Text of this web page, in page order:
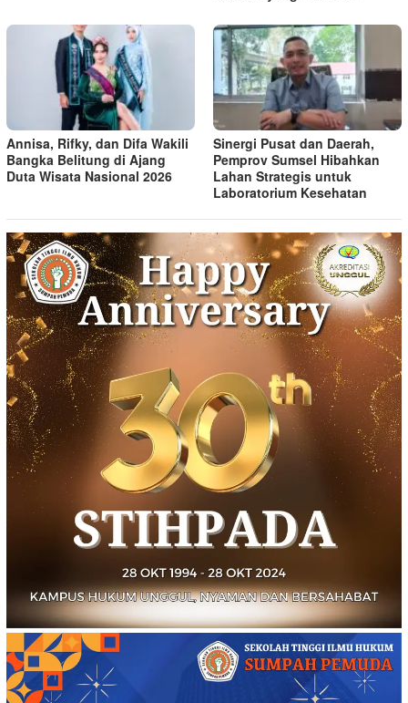
Annisa, Rifky, dan Difa Wakili
Bangka Belitung di Ajang
Duta Wisata Nasional 2026
Sinergi Pusat dan Daerah,
Pemprov Sumsel Hibahkan
Lahan Strategis untuk
Laboratorium Kesehatan